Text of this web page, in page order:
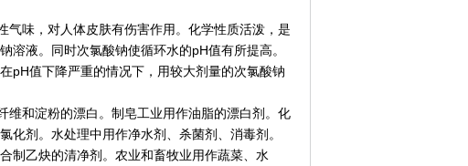
味，对人体皮肤有伤害作用。化学性质活泼，是
液。同时次氯酸钠使循环水的pH值有所提高。
pH值下降严重的情况下，用较大剂量的次氯酸钠
维和淀粉的漂白。制皂工业用作油脂的漂白剂。化
剂。水处理中用作净水剂、杀菌剂、消毒剂。
制乙炔的清净剂。农业和畜牧业用作蔬菜、水